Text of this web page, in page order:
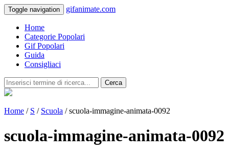
Toggle navigation gifanimate.com
Home
Categorie Popolari
Gif Popolari
Guida
Consigliaci
Cerca
Home / S / Scuola / scuola-immagine-animata-0092
scuola-immagine-animata-0092